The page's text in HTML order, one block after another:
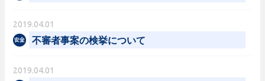
2019.04.01
不審者事案の検挙について
2019.04.01